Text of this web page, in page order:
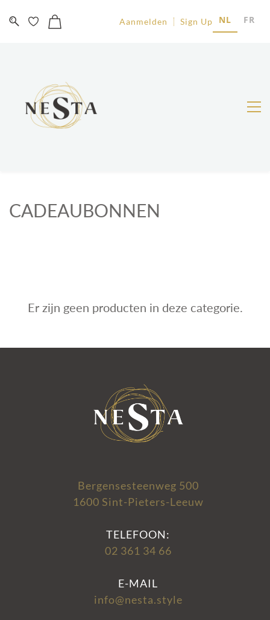
Aanmelden Sign Up NL FR
CADEAUBONNEN
Er zijn geen producten in deze categorie.
Bergensesteenweg 500
1600 Sint-Pieters-Leeuw
TELEFOON:
02 361 34 66
E-MAIL
info@nesta.style